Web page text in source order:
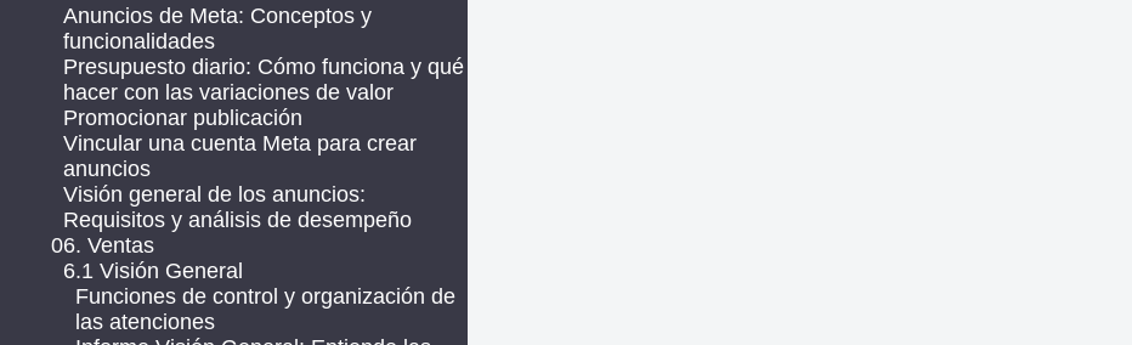
Anuncios de Meta: Conceptos y
funcionalidades
Presupuesto diario: Cómo funciona y qué
hacer con las variaciones de valor
Promocionar publicación
Vincular una cuenta Meta para crear
anuncios
Visión general de los anuncios:
Requisitos y análisis de desempeño
06. Ventas
6.1 Visión General
Funciones de control y organización de
las atenciones